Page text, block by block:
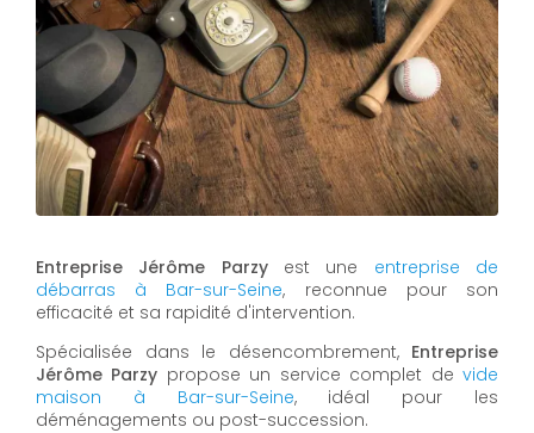
Entreprise Jérôme Parzyest une entreprise de
débarras à Bar-sur-Seine, reconnue pour son
efficacité et sa rapidité d'intervention.
Spécialisée dans le désencombrement, Entreprise
Jérôme Parzy propose un service complet devide
maison à Bar-sur-Seine, idéal pour les
déménagements ou post-succession.